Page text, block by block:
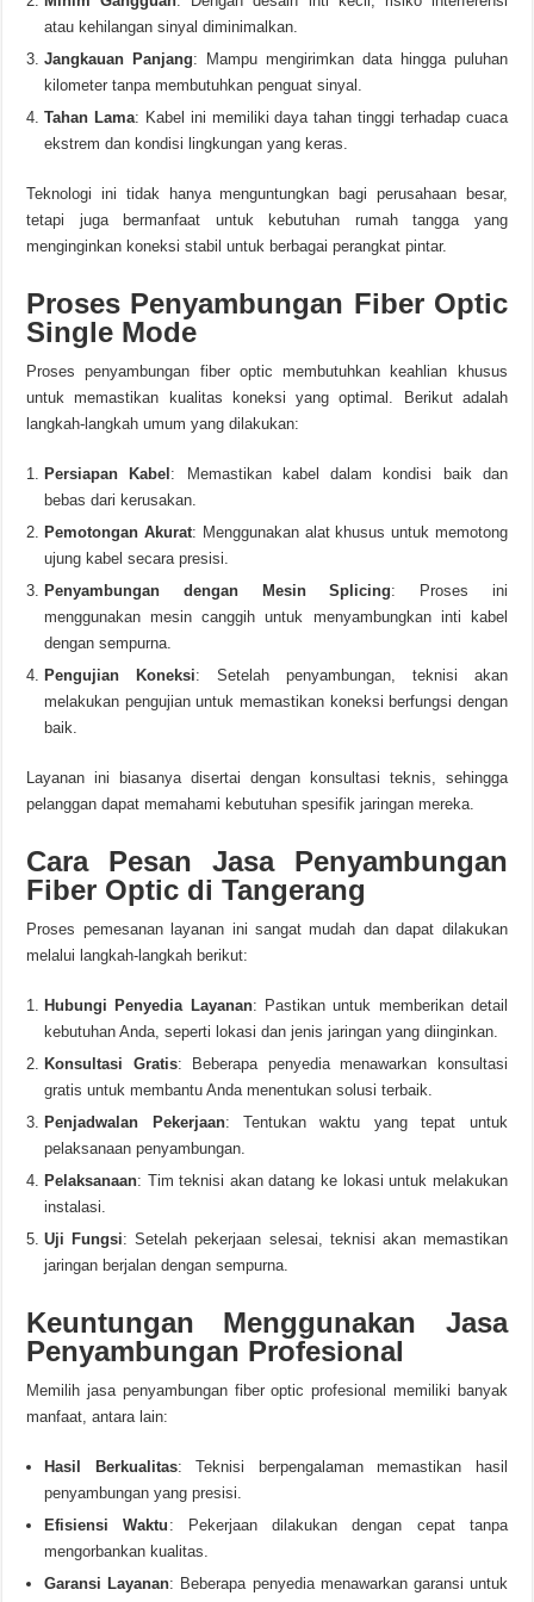
atau kehilangan sinyal diminimalkan.
Jangkauan Panjang: Mampu mengirimkan data hingga puluhan
kilometer tanpa membutuhkan penguat sinyal.
Tahan Lama: Kabel ini memiliki daya tahan tinggi terhadap cuaca
ekstrem dan kondisi lingkungan yang keras.
Teknologi ini tidak hanya menguntungkan bagi perusahaan besar,
tetapi juga bermanfaat untuk kebutuhan rumah tangga yang
menginginkan koneksi stabil untuk berbagai perangkat pintar.
Proses Penyambungan Fiber Optic
Single Mode
Proses penyambungan fiber optic membutuhkan keahlian khusus
untuk memastikan kualitas koneksi yang optimal. Berikut adalah
langkah-langkah umum yang dilakukan:
Persiapan Kabel : Memastikan kabel dalam kondisi baik dan
bebas dari kerusakan.
Pemotongan Akurat: Menggunakan alat khusus untuk memotong
ujung kabel secara presisi.
Penyambungan dengan Mesin Splicing: Proses ini
menggunakan mesin canggih untuk menyambungkan inti kabel
dengan sempurna.
Pengujian Koneksi: Setelah penyambungan, teknisi akan
melakukan pengujian untuk memastikan koneksi berfungsi dengan
baik.
Layanan ini biasanya disertai dengan konsultasi teknis, sehingga
pelanggan dapat memahami kebutuhan spesifik jaringan mereka.
Cara Pesan Jasa Penyambungan
Fiber Optic di Tangerang
Proses pemesanan layanan ini sangat mudah dan dapat dilakukan
melalui langkah-langkah berikut:
Hubungi Penyedia Layanan: Pastikan untuk memberikan detail
kebutuhan Anda, seperti lokasi dan jenis jaringan yang diinginkan.
Konsultasi Gratis: Beberapa penyedia menawarkan konsultasi
gratis untuk membantu Anda menentukan solusi terbaik.
Penjadwalan Pekerjaan: Tentukan waktu yang tepat untuk
pelaksanaan penyambungan.
Pelaksanaan: Tim teknisi akan datang ke lokasi untuk melakukan
instalasi.
Uji Fungsi: Setelah pekerjaan selesai, teknisi akan memastikan
jaringan berjalan dengan sempurna.
Keuntungan Menggunakan Jasa
Penyambungan Profesional
Memilih jasa penyambungan fiber optic profesional memiliki banyak
manfaat, antara lain:
Hasil Berkualitas: Teknisi berpengalaman memastikan hasil
penyambungan yang presisi.
Efisiensi Waktu : Pekerjaan dilakukan dengan cepat tanpa
mengorbankan kualitas.
Garansi Layanan: Beberapa penyedia menawarkan garansi untuk